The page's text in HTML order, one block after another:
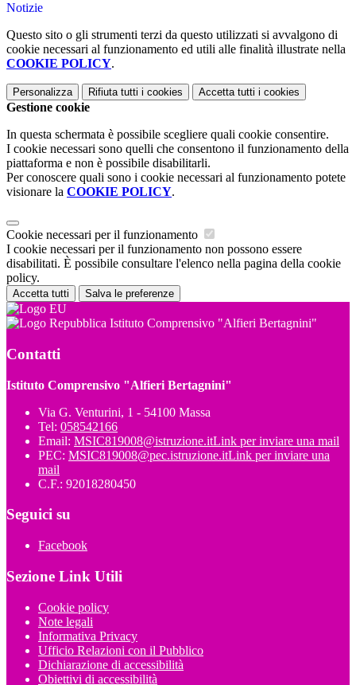
Notizie
Questo sito o gli strumenti terzi da questo utilizzati si avvalgono di
cookie necessari al funzionamento ed utili alle finalità illustrate nella
COOKIE POLICY.
Personalizza Rifiuta tutti i cookies Accetta tutti i cookies
Gestione cookie
In questa schermata è possibile scegliere quali cookie consentire.
I cookie necessari sono quelli che consentono il funzionamento della
piattaforma e non è possibile disabilitarli.
Per conoscere quali sono i cookie necessari al funzionamento potete
visionare la COOKIE POLICY.
Cookie necessari per il funzionamento
I cookie necessari per il funzionamento non possono essere
disabilitati. È possibile consultare l'elenco nella pagina della cookie
policy.
Accetta tutti Salva le preferenze
Istituto Comprensivo "Alfieri Bertagnini"
Contatti
Istituto Comprensivo "Alfieri Bertagnini"
Via G. Venturini, 1 - 54100 Massa
Tel: 058542166
Email: MSIC819008@istruzione.itLink per inviare una mail
PEC: MSIC819008@pec.istruzione.itLink per inviare una
mail
C.F.: 92018280450
Seguici su
Facebook
Sezione Link Utili
Cookie policy
Note legali
Informativa Privacy
Ufficio Relazioni con il Pubblico
Dichiarazione di accessibilità
Obiettivi di accessibilità